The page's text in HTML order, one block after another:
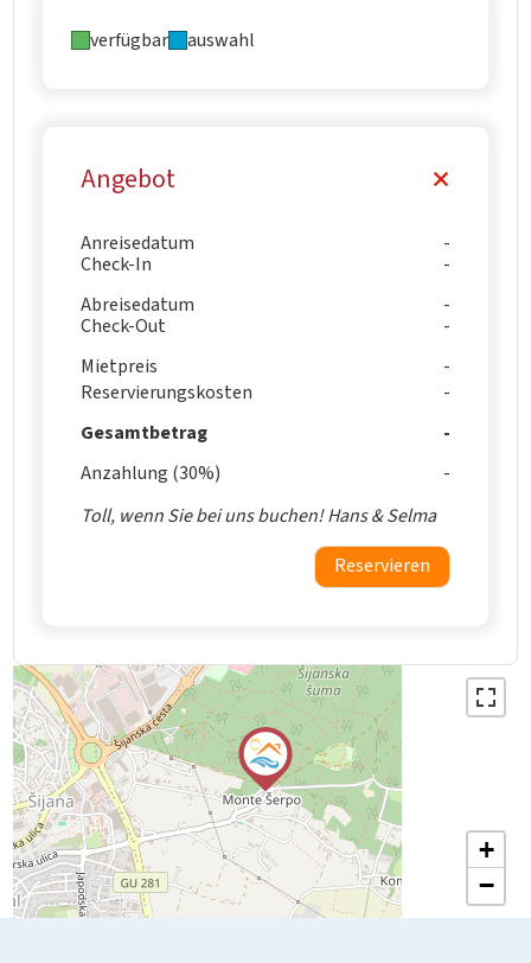
verfügbar auswahl
Angebot
Anreisedatum
Check-In
Abreisedatum
Check-Out
Mietpreis
Reservierungskosten
Gesamtbetrag
Anzahlung (30%)
Toll, wenn Sie bei uns buchen! Hans & Selma
Reservieren
+
−